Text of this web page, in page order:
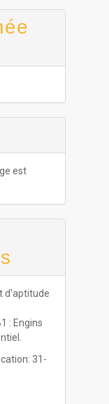
est
d'aptitude
: Engins
31-